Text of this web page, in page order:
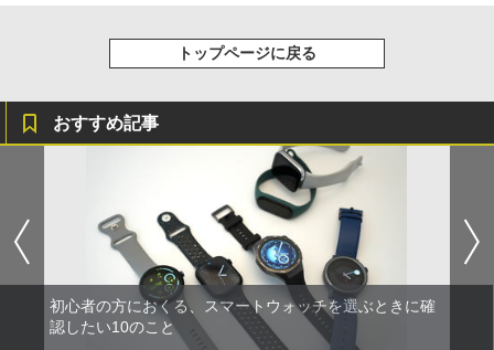
トップページに戻る
おすすめ記事
初心者の方におくる、スマートウォッチを選ぶときに確
認したい10のこと